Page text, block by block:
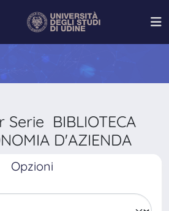
Serie BIBLIOTECA
D'AZIENDA
Opzioni